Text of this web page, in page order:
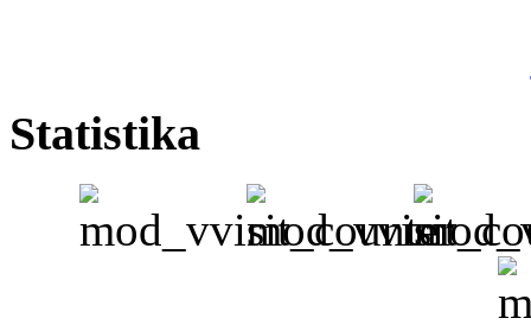
Statistika